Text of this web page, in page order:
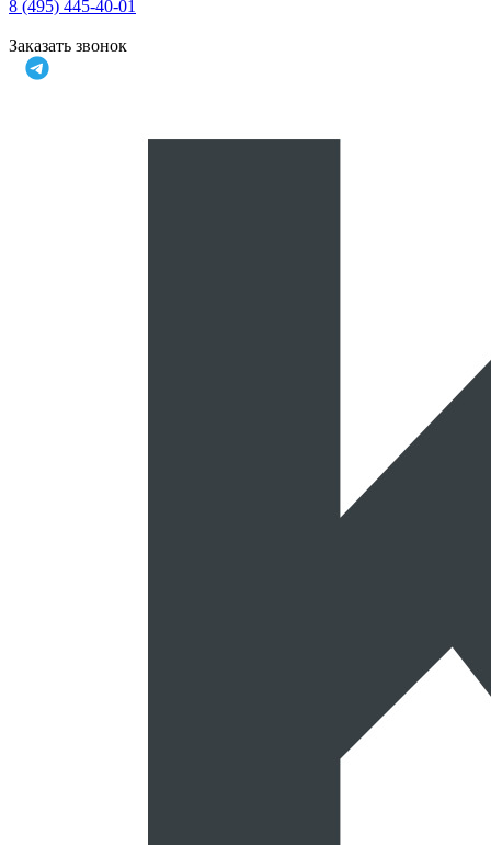
8 (495) 445-40-01
Заказать звонок